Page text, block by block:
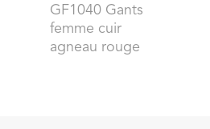
GF1040 Gants
femme cuir
agneau rouge